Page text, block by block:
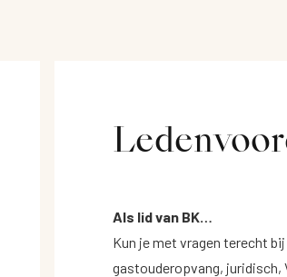
Als lid van BK…
Kun je met vragen terecht
gastouderopvang, juridisch,